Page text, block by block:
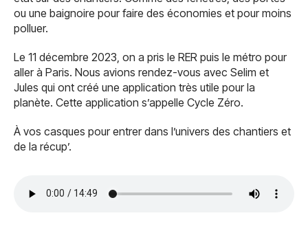
ou une baignoire pour faire des économies et pour moins
polluer.
Le 11 décembre 2023, on a pris le RER puis le métro pour
aller à Paris. Nous avions rendez-vous avec Selim et
Jules qui ont créé une application très utile pour la
planète. Cette application s’appelle Cycle Zéro.
À vos casques pour entrer dans l’univers des chantiers et
de la récup’.